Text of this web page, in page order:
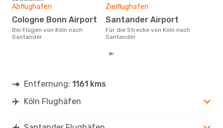
Abflughafen
Cologne Bonn Airport
Bei Flügen von Köln nach
Santander
Zielflughafen
Santander Airport
Für die Strecke von Köln nach
Santander
Entfernung: 1161 kms
Köln Flughäfen